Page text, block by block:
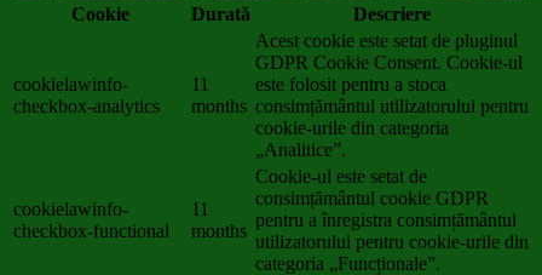
Cookie
Durată Descriere
cookielawinfo-
checkbox-analytics
11
months
Acest cookie este setat de pluginul
GDPR Cookie Consent. Cookie-ul
este folosit pentru a stoca
consimțământul utilizatorului pentru
cookie-urile din categoria
„Analitice”.
cookielawinfo-
checkbox-functional
11
months
Cookie-ul este setat de
consimțământul cookie GDPR
pentru a înregistra consimțământul
utilizatorului pentru cookie-urile din
categoria „Funcționale”.